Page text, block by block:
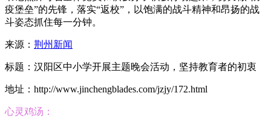
疫堡垒”的先锋，落实“返校”，以饱满的战斗精神和昂扬的战
斗姿态抓住每一分钟。
来源： 荆州新闻
标题：汉阳区中小学开展主题晚会活动，坚持教育者的初衷
地址：http://www.jinchengblades.com/jzjy/172.html
心灵鸡汤：